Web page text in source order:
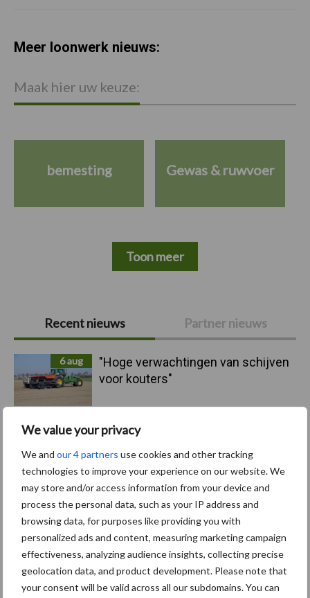
We value your privacy
We and our 4 partners use cookies and other tracking
technologies to improve your experience on our website. We
may store and/or access information from your device and
process the personal data, such as your IP address and
browsing data, for purposes like providing you with
personalized ads and content, measuring marketing campaign
effectiveness, analyzing audience insights, collecting precise
geolocation data, and product development. Please note that
your consent will be valid across all our subdomains. You can
Primaire
Sidebar
Recent nieuws Partner nieuws
6 aug
"Hoge verwachtingen van schijven
voor kouters"
5 aug
Albourgh Tyres breidt uit naar
5 aug
Caterpillar breidt gamma
elektrische bulldozers uit
5 aug
Komatsu HM460-6 knikdumper legt
lat opnieuw hoger
Meer loonwerk nieuws:
Maak hier uw keuze:
bemesting Gewas & ruwvoer
Toon meer